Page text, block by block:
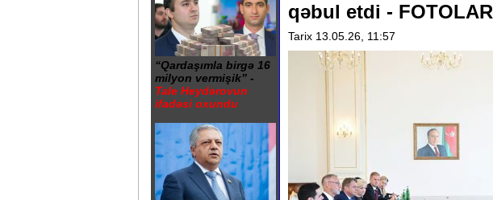
“Qardaşımla birgə 16
milyon vermişik” -
Tale Heydərovun
ifadəsi oxundu
qəbul etdi - FOTOLAR
Tarix 13.05.26, 11:57